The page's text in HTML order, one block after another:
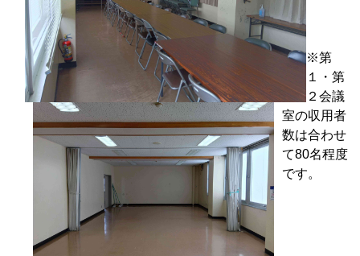
※第
１・第
２会議
室の収用者
数は合わせ
て80名程度
です。